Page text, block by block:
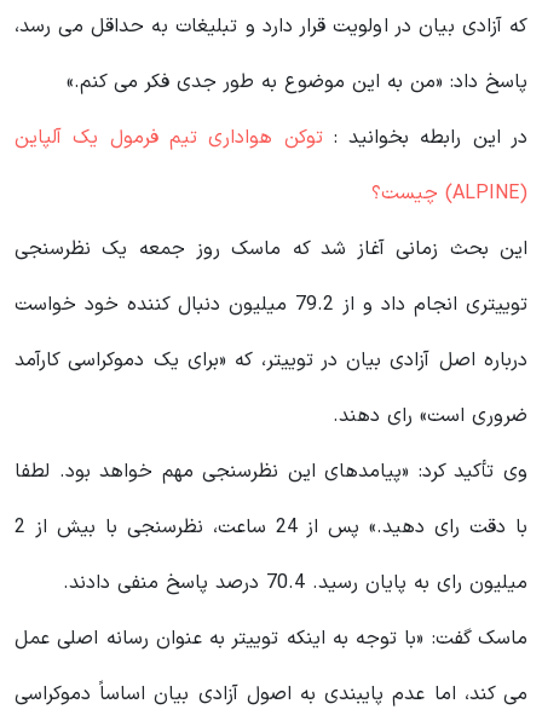
که آزادی بیان در اولویت قرار دارد و تبلیغات به حداقل می رسد،
پاسخ داد: «من به این موضوع به طور جدی فکر می کنم.»
در این رابطه بخوانید‌ :توکن هواداری تیم فرمول یک آلپاین
(ALPINE) چیست؟
این بحث زمانی آغاز شد که ماسک روز جمعه یک نظرسنجی
توییتری انجام داد و از 79.2 میلیون دنبال کننده خود خواست
درباره اصل آزادی بیان در توییتر، که «برای یک دموکراسی کارآمد
ضروری است» رای دهند.
وی تأکید کرد: «پیامدهای این نظرسنجی مهم خواهد بود. لطفا
با دقت رای دهید.» پس از 24 ساعت، نظرسنجی با بیش از 2
میلیون رای به پایان رسید. 70.4 درصد پاسخ منفی دادند.
ماسک گفت: «با توجه به اینکه توییتر به عنوان رسانه اصلی عمل
می کند، اما عدم پایبندی به اصول آزادی بیان اساساً دموکراسی